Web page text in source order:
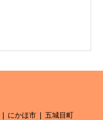
にかほ市
五城目町